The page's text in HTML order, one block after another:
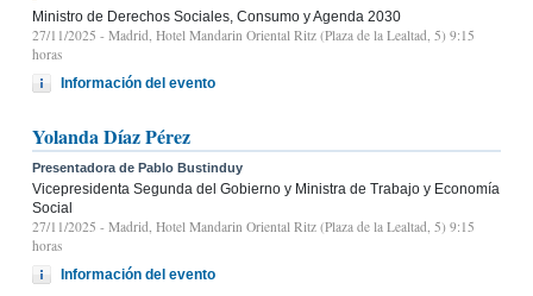
Ministro de Derechos Sociales, Consumo y Agenda 2030
27/11/2025 - Madrid, Hotel Mandarin Oriental Ritz (Plaza de la Lealtad, 5) 9:15
horas
Información del evento
Yolanda Díaz Pérez
Presentadora de Pablo Bustinduy
Vicepresidenta Segunda del Gobierno y Ministra de Trabajo y Economía
Social
27/11/2025 - Madrid, Hotel Mandarin Oriental Ritz (Plaza de la Lealtad, 5) 9:15
horas
Información del evento